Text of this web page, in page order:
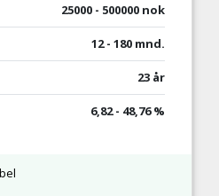
25000 - 500000 nok
12 - 180 mnd.
23 år
6,82 - 48,76 %